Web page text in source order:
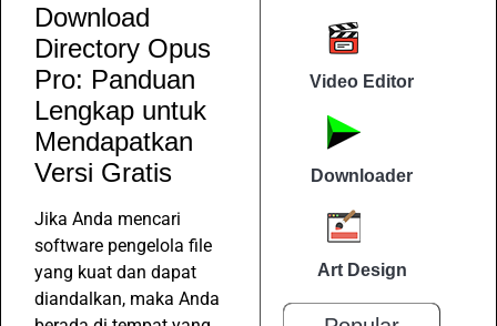
Download
Directory Opus
Pro: Panduan
Lengkap untuk
Mendapatkan
Versi Gratis
Jika Anda mencari
software pengelola file
yang kuat dan dapat
diandalkan, maka Anda
Video Editor
Downloader
Art Design